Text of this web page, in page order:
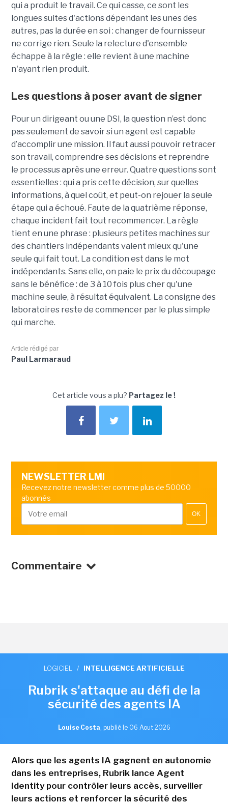
qui a produit le travail. Ce qui casse, ce sont les
longues suites d'actions dépendant les unes des
autres, pas la durée en soi : changer de fournisseur
ne corrige rien. Seule la relecture d'ensemble
échappe à la règle : elle revient à une machine
n'ayant rien produit.
Les questions à poser avant de signer
Pour un dirigeant ou une DSI, la question n’est donc
pas seulement de savoir si un agent est capable
d’accomplir une mission. Il faut aussi pouvoir retracer
son travail, comprendre ses décisions et reprendre
le processus après une erreur. Quatre questions sont
essentielles : qui a pris cette décision, sur quelles
informations, à quel coût, et peut-on rejouer la seule
étape qui a échoué. Faute de la quatrième réponse,
chaque incident fait tout recommencer. La règle
tient en une phrase : plusieurs petites machines sur
des chantiers indépendants valent mieux qu'une
seule qui fait tout. La condition est dans le mot
indépendants. Sans elle, on paie le prix du découpage
sans le bénéfice : de 3 à 10 fois plus cher qu'une
machine seule, à résultat équivalent. La consigne des
laboratoires reste de commencer par le plus simple
qui marche.
Article rédigé par
Paul Larmaraud
Cet article vous a plu? Partagez le !
NEWSLETTER LMI
Recevez notre newsletter comme plus de 50000
abonnés
OK
Commentaire
LOGICIEL / INTELLIGENCE ARTIFICIELLE
Rubrik s'attaque au défi de la
sécurité des agents IA
Louise Costa, publié le 06 Aout 2026
Alors que les agents IA gagnent en autonomie
dans les entreprises, Rubrik lance Agent
Identity pour contrôler leurs accès, surveiller
leurs actions et renforcer la sécurité des